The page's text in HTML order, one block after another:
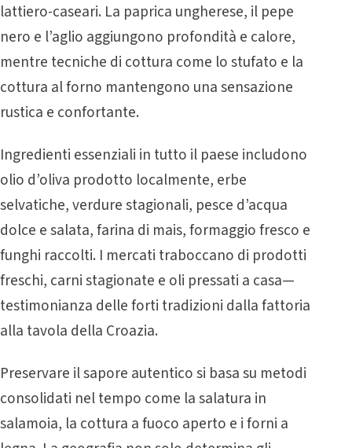
lattiero-caseari. La paprica ungherese, il pepe
nero e l’aglio aggiungono profondità e calore,
mentre tecniche di cottura come lo stufato e la
cottura al forno mantengono una sensazione
rustica e confortante.
Ingredienti essenziali in tutto il paese includono
olio d’oliva prodotto localmente, erbe
selvatiche, verdure stagionali, pesce d’acqua
dolce e salata, farina di mais, formaggio fresco e
funghi raccolti. I mercati traboccano di prodotti
freschi, carni stagionate e oli pressati a casa—
testimonianza delle forti tradizioni dalla fattoria
alla tavola della Croazia.
Preservare il sapore autentico si basa su metodi
consolidati nel tempo come la salatura in
salamoia, la cottura a fuoco aperto e i forni a